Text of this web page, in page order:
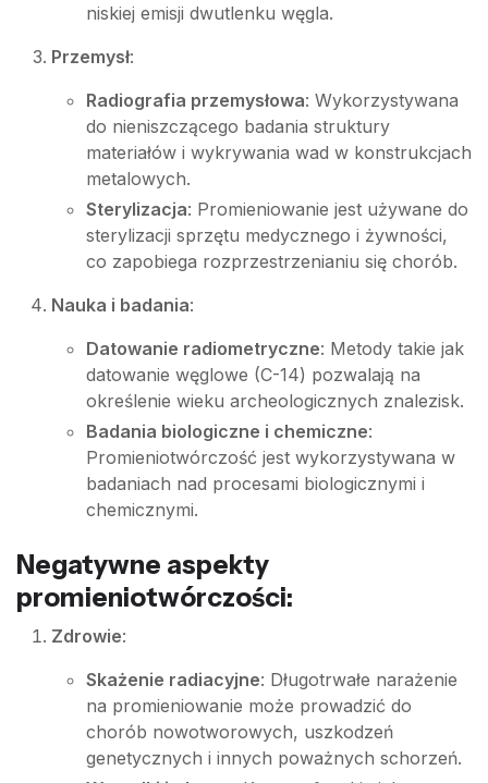
niskiej emisji dwutlenku węgla.
Przemysł:
Radiografia przemysłowa: Wykorzystywana
do nieniszczącego badania struktury
materiałów i wykrywania wad w konstrukcjach
metalowych.
Sterylizacja: Promieniowanie jest używane do
sterylizacji sprzętu medycznego i żywności,
co zapobiega rozprzestrzenianiu się chorób.
Nauka i badania:
Datowanie radiometryczne: Metody takie jak
datowanie węglowe (C-14) pozwalają na
określenie wieku archeologicznych znalezisk.
Badania biologiczne i chemiczne:
Promieniotwórczość jest wykorzystywana w
badaniach nad procesami biologicznymi i
chemicznymi.
Negatywne aspekty
promieniotwórczości:
Zdrowie:
Skażenie radiacyjne: Długotrwałe narażenie
na promieniowanie może prowadzić do
chorób nowotworowych, uszkodzeń
genetycznych i innych poważnych schorzeń.